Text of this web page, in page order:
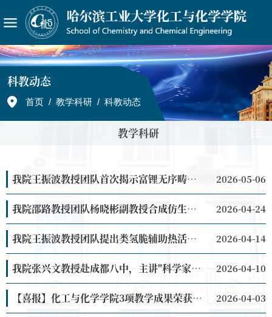
科教动态
首页 / 教学科研 / 科教动态
教学科研
2026-05-06
我院王振波教授团队首次揭示富锂无序畴在富锂材料中的作用
2026-04-24
我院邵路教授团队杨晓彬副教授合成仿生催化自清洁水处理膜
2026-04-14
我院王振波教授团队提出类氢脆辅助热活化策略 实现金属原子级催化剂成功制备
2026-04-10
我院张兴文教授赴成都八中，主讲"科学家面对面"，解码AI时代成长路径
2026-04-03
【喜报】化工与化学学院3项教学成果荣获省级教学成果奖